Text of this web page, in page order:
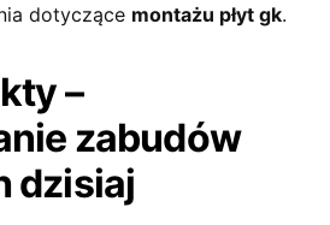
dotyczące montażu płyt gk.
–
zabudów
dzisiaj